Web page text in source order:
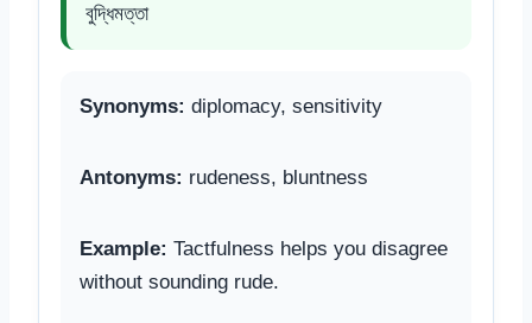
বুদ্ধিমত্তা
Synonyms: diplomacy, sensitivity
Antonyms: rudeness, bluntness
Example: Tactfulness helps you disagree
without sounding rude.